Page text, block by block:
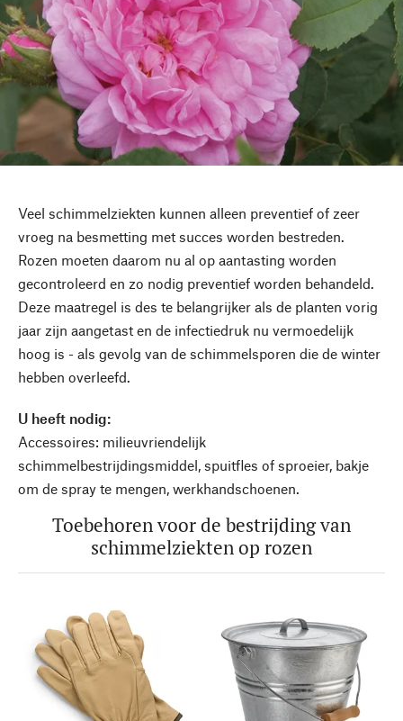
Veel schimmelziekten kunnen alleen preventief of zeer
vroeg na besmetting met succes worden bestreden.
Rozen moeten daarom nu al op aantasting worden
gecontroleerd en zo nodig preventief worden behandeld.
Deze maatregel is des te belangrijker als de planten vorig
jaar zijn aangetast en de infectiedruk nu vermoedelijk
hoog is - als gevolg van de schimmelsporen die de winter
hebben overleefd.
U heeft nodig:
Accessoires: milieuvriendelijk
schimmelbestrijdingsmiddel, spuitfles of sproeier, bakje
om de spray te mengen, werkhandschoenen.
Toebehoren voor de bestrijding van
schimmelziekten op rozen